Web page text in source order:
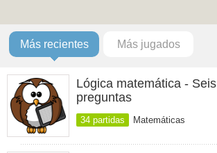
Más recientes Más jugados
Lógica matemática - Seis
preguntas
34 partidas Matemáticas